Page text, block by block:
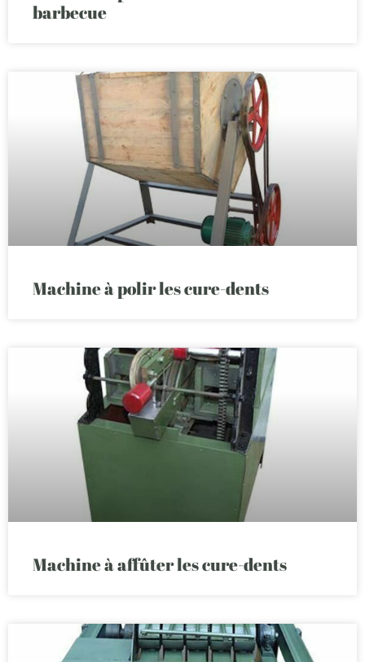
barbecue
Machine à polir les cure-dents
Machine à affûter les cure-dents